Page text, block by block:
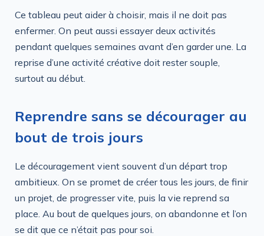
Ce tableau peut aider à choisir, mais il ne doit pas
enfermer. On peut aussi essayer deux activités
pendant quelques semaines avant d’en garder une. La
reprise d’une activité créative doit rester souple,
surtout au début.
Reprendre sans se décourager au
bout de trois jours
Le découragement vient souvent d’un départ trop
ambitieux. On se promet de créer tous les jours, de finir
un projet, de progresser vite, puis la vie reprend sa
place. Au bout de quelques jours, on abandonne et l’on
se dit que ce n’était pas pour soi.